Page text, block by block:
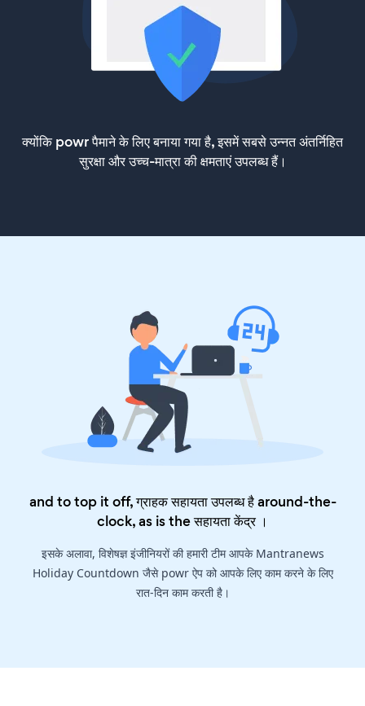
क्योंकि powr पैमाने के लिए बनाया गया है, इसमें सबसे उन्नत अंतर्निहित
सुरक्षा और उच्च-मात्रा की क्षमताएं उपलब्ध हैं।
and to top it off, ग्राहक सहायता उपलब्ध है around-the-
clock, as is theसहायता केंद्र।
इसके अलावा, विशेषज्ञ इंजीनियरों की हमारी टीम आपके Mantranews
Holiday Countdown जैसे powr ऐप को आपके लिए काम करने के लिए
रात-दिन काम करती है।